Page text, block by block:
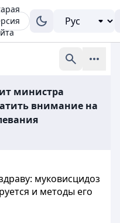
министра
внимание на
муковисцидоз
и методы его